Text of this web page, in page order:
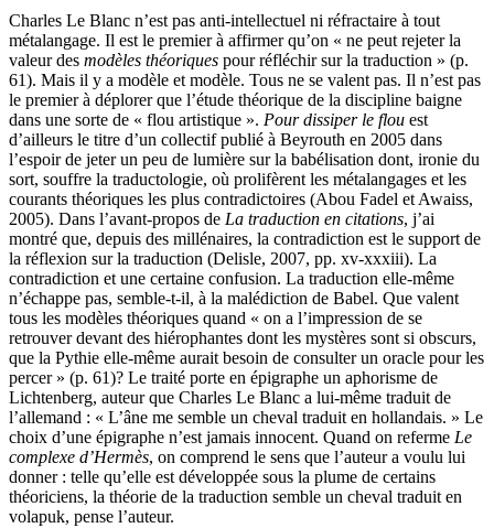
Charles Le Blanc n’est pas anti-intellectuel ni réfractaire à tout
métalangage. Il est le premier à affirmer qu’on « ne peut rejeter la
valeur des modèles théoriques pour réfléchir sur la traduction » (p.
61). Mais il y a modèle et modèle. Tous ne se valent pas. Il n’est pas
le premier à déplorer que l’étude théorique de la discipline baigne
dans une sorte de « flou artistique ». Pour dissiper le flou est
d’ailleurs le titre d’un collectif publié à Beyrouth en 2005 dans
l’espoir de jeter un peu de lumière sur la babélisation dont, ironie du
sort, souffre la traductologie, où prolifèrent les métalangages et les
courants théoriques les plus contradictoires (Abou Fadel et Awaiss,
2005). Dans l’avant-propos de La traduction en citations, j’ai
montré que, depuis des millénaires, la contradiction est le support de
la réflexion sur la traduction (Delisle, 2007, pp. xv-xxxiii). La
contradiction et une certaine confusion. La traduction elle-même
n’échappe pas, semble-t-il, à la malédiction de Babel. Que valent
tous les modèles théoriques quand « on a l’impression de se
retrouver devant des hiérophantes dont les mystères sont si obscurs,
que la Pythie elle-même aurait besoin de consulter un oracle pour les
percer » (p. 61)? Le traité porte en épigraphe un aphorisme de
Lichtenberg, auteur que Charles Le Blanc a lui-même traduit de
l’allemand : « L’âne me semble un cheval traduit en hollandais. » Le
choix d’une épigraphe n’est jamais innocent. Quand on referme Le
complexe d’Hermès, on comprend le sens que l’auteur a voulu lui
donner : telle qu’elle est développée sous la plume de certains
théoriciens, la théorie de la traduction semble un cheval traduit en
volapuk, pense l’auteur.